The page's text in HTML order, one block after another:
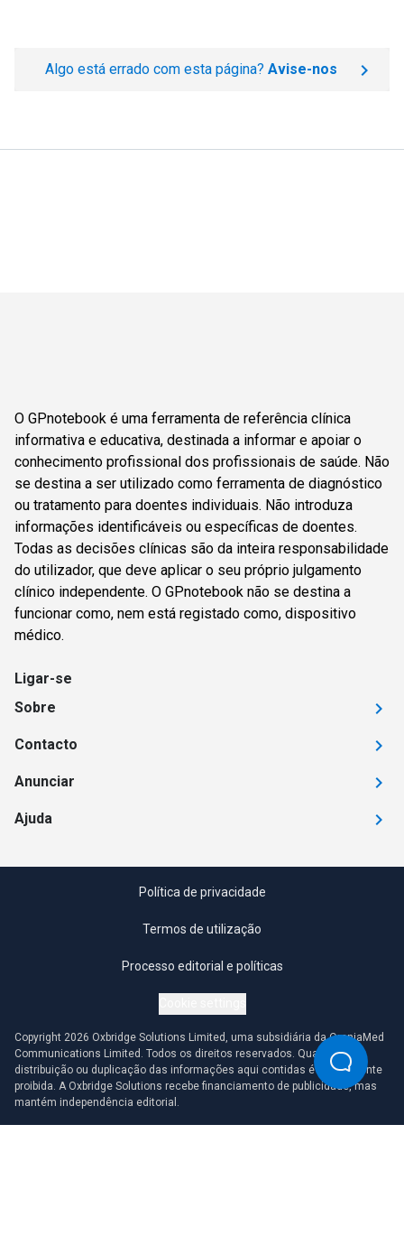
Algo está errado com esta página? Avise-nos
O GPnotebook é uma ferramenta de referência clínica
informativa e educativa, destinada a informar e apoiar o
conhecimento profissional dos profissionais de saúde. Não
se destina a ser utilizado como ferramenta de diagnóstico
ou tratamento para doentes individuais. Não introduza
informações identificáveis ou específicas de doentes.
Todas as decisões clínicas são da inteira responsabilidade
do utilizador, que deve aplicar o seu próprio julgamento
clínico independente. O GPnotebook não se destina a
funcionar como, nem está registado como, dispositivo
médico.
Ligar-se
Sobre
Contacto
Anunciar
Ajuda
Política de privacidade
Termos de utilização
Processo editorial e políticas
Copyright 2026 Oxbridge Solutions Limited, uma subsidiária da OmniaMed
Communications Limited. Todos os direitos reservados. Qualquer
distribuição ou duplicação das informações aqui contidas é estritamente
proibida. A Oxbridge Solutions recebe financiamento de publicidade, mas
mantém independência editorial.